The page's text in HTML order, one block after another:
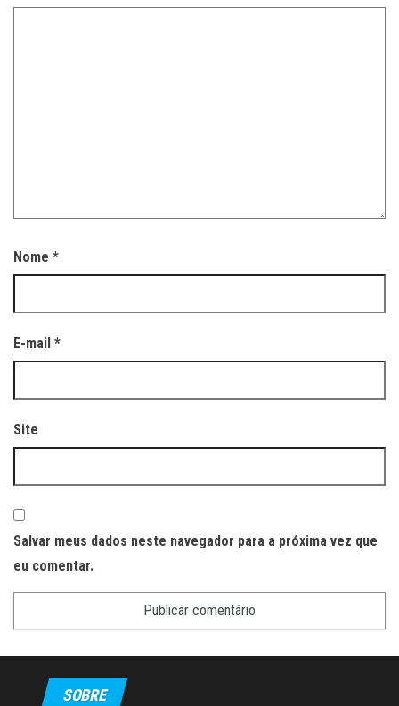
Nome *
E-mail *
Site
Salvar meus dados neste navegador para a próxima vez que
eu comentar.
SOBRE